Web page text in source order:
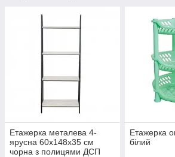
Етажерка металева 4-
ярусна 60x148x35 см
чорна з полицями ДСП
Етажерка
білий